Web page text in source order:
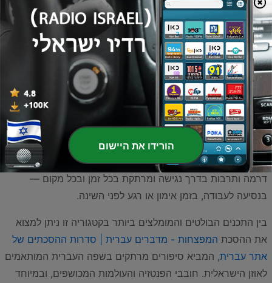
עולם הפודקאסטים העלילתיים מציע חוויית האזנה ייחודית
שמאפשרת לדמיון להמריא מעבר למגבלות המסך. כאן תוכלו
למצוא מגוון רחב של סיפורים, החל מדרמות מתח ופשע ועד
לעולמות פנטזיה קסומים, הכל דרך האוזניות שלכם. היצירה
העלילתית באודיו חוותה פריחה משמעותית בשנים האחרונות,
כאשר יוצרים משתמשים בעריכת סאונד מתקדמת, מוזיקה
מקורית ודיבוב מקצועי כדי לבנות עולמות שלמים ומורכבים. עבור
קהל המאזינים בישראל, מדובר בהזדמנות מצוינת לצרוך ספרות,
דרמה ותרבות בדרך נגישה ומרתקת בכל זמן ובכל מקום —
בנסיעה לעבודה, בזמן אימון או רגע לפני השינה.
בין התכנים הבולטים והמומלצים ביותר בקטגוריה זו ניתן למצוא
את ההסכת המפצחות - מדברים עברית | סדרות ההסכתים של
אתר עברית, המביא סיפורים מרתקים בשפה העברית המותאמים
לאוזן הישראלית. חובבי הפנטזיה והעולמות המכושפים, ובמיוחד
הורידו את היישום